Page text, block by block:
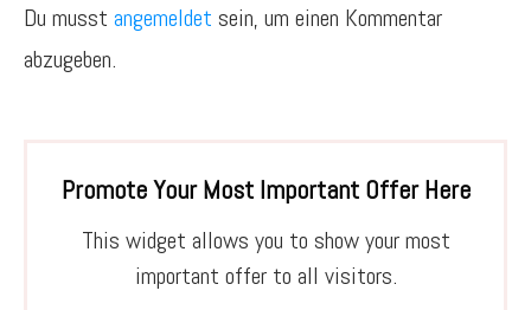
Du musst angemeldet sein, um einen Kommentar
abzugeben.
Promote Your Most Important Offer Here
This widget allows you to show your most
important offer to all visitors.